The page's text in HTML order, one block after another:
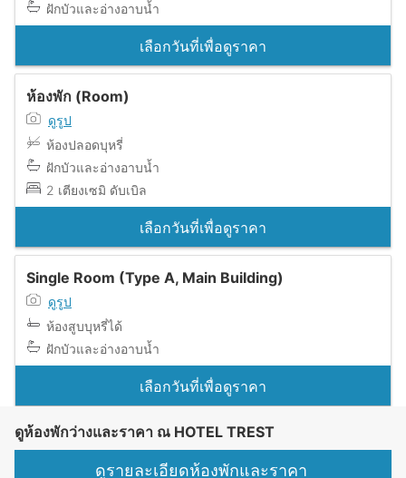
ฝักบัวและอ่างอาบน้ำ
เลือกวันที่เพื่อดูราคา
ห้องพัก (Room)
ดูรูป
ห้องปลอดบุหรี่
ฝักบัวและอ่างอาบน้ำ
2 เตียงเซมิ ดับเบิล
เลือกวันที่เพื่อดูราคา
Single Room (Type A, Main Building)
ดูรูป
ห้องสูบบุหรี่ได้
ฝักบัวและอ่างอาบน้ำ
เลือกวันที่เพื่อดูราคา
ดูห้องพักว่างและราคา ณ HOTEL TREST
ดูรายละเอียดห้องพักและราคา